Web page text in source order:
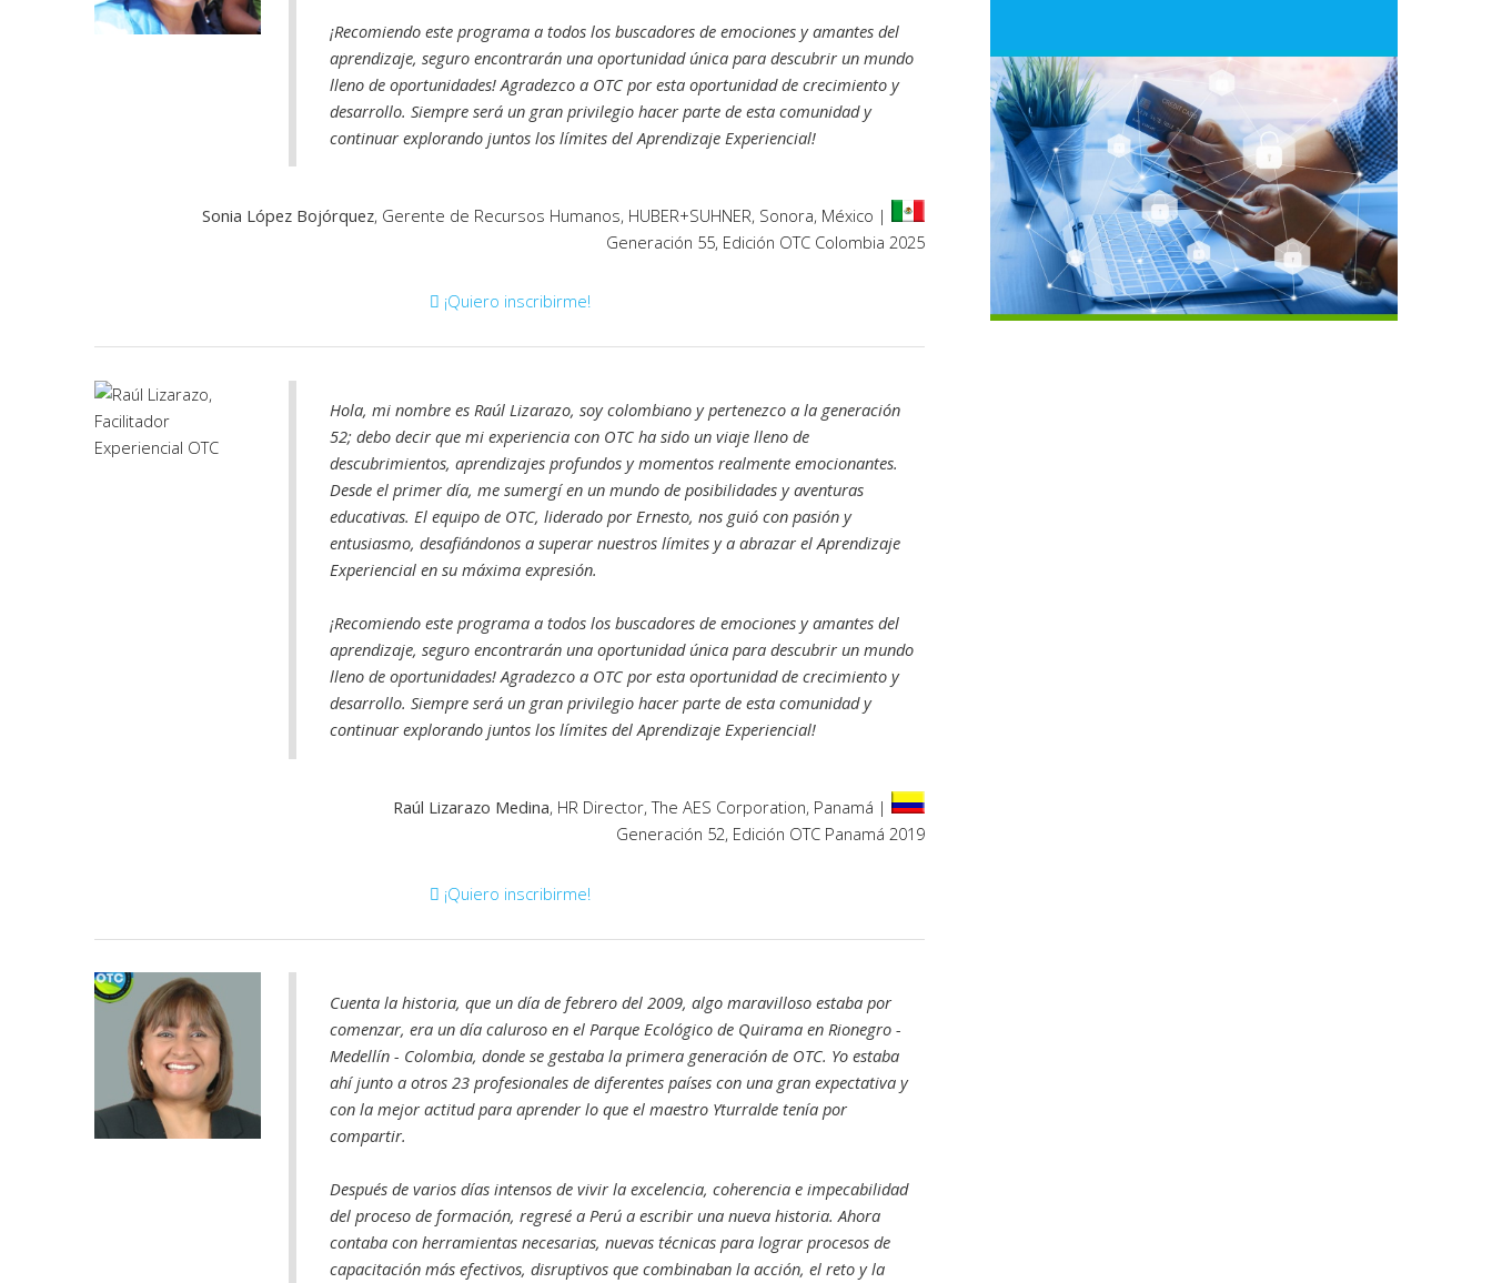
¡Recomiendo este programa a todos los buscadores de emociones y amantes del
aprendizaje, seguro encontrarán una oportunidad única para descubrir un mundo
lleno de oportunidades! Agradezco a OTC por esta oportunidad de crecimiento y
desarrollo. Siempre será un gran privilegio hacer parte de esta comunidad y
continuar explorando juntos los límites del Aprendizaje Experiencial!
Sonia López Bojórquez, Gerente de Recursos Humanos, HUBER+SUHNER, Sonora, México |
Generación 55, Edición OTC Colombia 2025
¡Quiero inscribirme!
Hola, mi nombre es Raúl Lizarazo, soy colombiano y pertenezco a la generación
52; debo decir que mi experiencia con OTC ha sido un viaje lleno de
descubrimientos, aprendizajes profundos y momentos realmente emocionantes.
Desde el primer día, me sumergí en un mundo de posibilidades y aventuras
educativas. El equipo de OTC, liderado por Ernesto, nos guió con pasión y
entusiasmo, desafiándonos a superar nuestros límites y a abrazar el Aprendizaje
Experiencial en su máxima expresión.
¡Recomiendo este programa a todos los buscadores de emociones y amantes del
aprendizaje, seguro encontrarán una oportunidad única para descubrir un mundo
lleno de oportunidades! Agradezco a OTC por esta oportunidad de crecimiento y
desarrollo. Siempre será un gran privilegio hacer parte de esta comunidad y
continuar explorando juntos los límites del Aprendizaje Experiencial!
Raúl Lizarazo Medina, HR Director, The AES Corporation, Panamá |
Generación 52, Edición OTC Panamá 2019
¡Quiero inscribirme!
Cuenta la historia, que un día de febrero del 2009, algo maravilloso estaba por
comenzar, era un día caluroso en el Parque Ecológico de Quirama en Rionegro -
Medellín - Colombia, donde se gestaba la primera generación de OTC. Yo estaba
ahí junto a otros 23 profesionales de diferentes países con una gran expectativa y
con la mejor actitud para aprender lo que el maestro Yturralde tenía por
compartir.
Después de varios días intensos de vivir la excelencia, coherencia e impecabilidad
del proceso de formación, regresé a Perú a escribir una nueva historia. Ahora
contaba con herramientas necesarias, nuevas técnicas para lograr procesos de
capacitación más efectivos, disruptivos que combinaban la acción, el reto y la